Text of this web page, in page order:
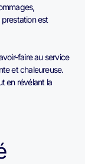
est
faire au service
et chaleureuse.
en révélant la